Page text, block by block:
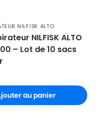
NILFISK ALTO IVB 40
NILFISK ALTO IVB 5
NILFISK ALTO
NILFISK ALTO
– Lot de 10 sacs
au panier